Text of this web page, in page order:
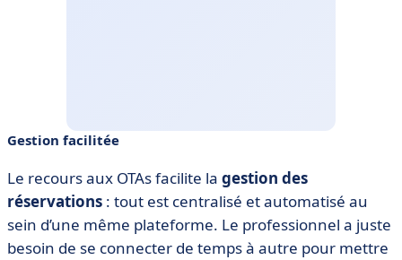
Gestion facilitée
Le recours aux OTAs facilite la gestion des
réservations : tout est centralisé et automatisé au
sein d’une même plateforme. Le professionnel a juste
besoin de se connecter de temps à autre pour mettre